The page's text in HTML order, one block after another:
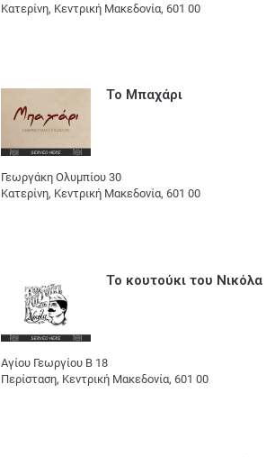
Kατερίνη, Κεντρική Μακεδονία, 601 00
Το Μπαχάρι
Γεωργάκη Ολυμπίου 30
Κατερίνη, Κεντρική Μακεδονία, 601 00
Το κουτούκι του Νικόλα
Αγίου Γεωργίου Β 18
Περίσταση, Κεντρική Μακεδονία, 601 00